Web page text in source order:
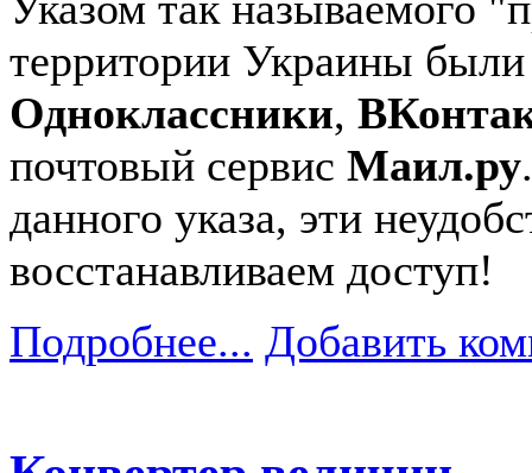
территории Украины были
Одноклассники,
почтовый сервис Маил.ру
данного указа, эти
восстанавливаем доступ!
Подробнее... Добавить